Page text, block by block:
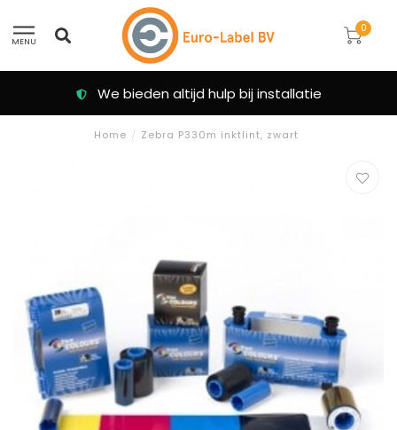
MENU
0
We bieden altijd hulp bij installatie
Home / Zebra P330m inktlint, zwart